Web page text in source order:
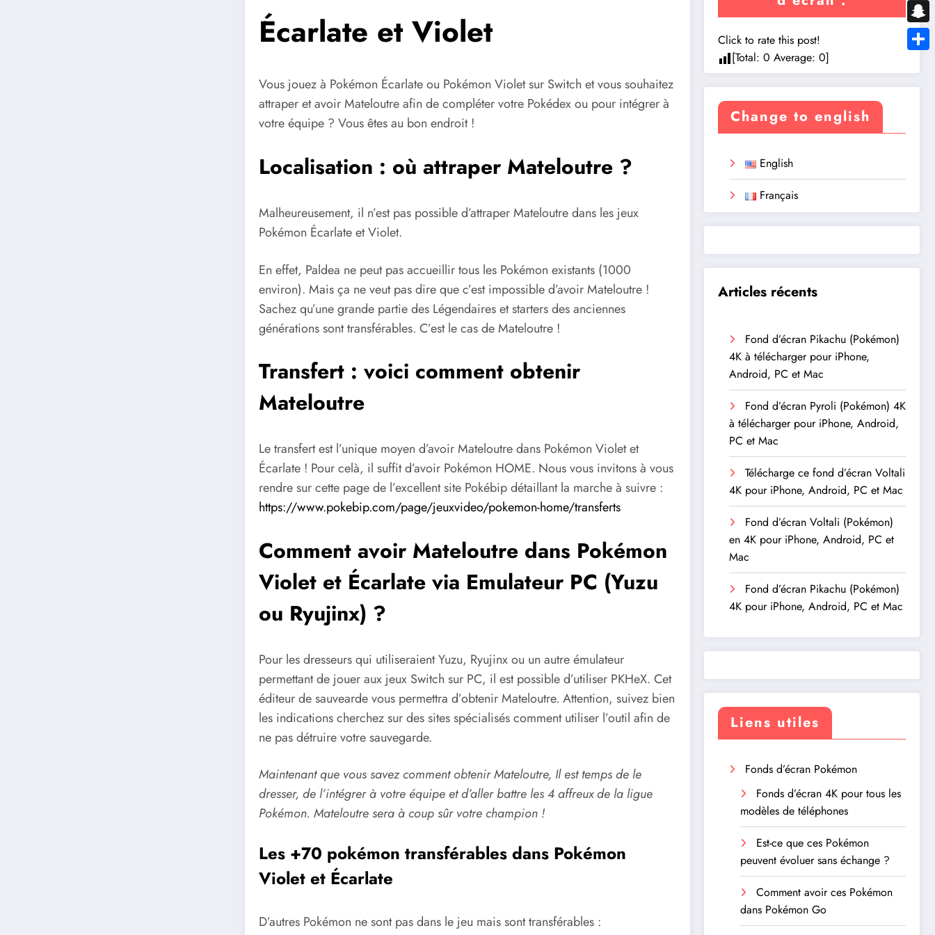
Écarlate et Violet
Vous jouez à Pokémon Écarlate ou Pokémon Violet sur Switch et vous souhaitez
attraper et avoir Mateloutre afin de compléter votre Pokédex ou pour intégrer à
votre équipe ? Vous êtes au bon endroit !
Localisation : où attraper Mateloutre ?
Malheureusement, il n’est pas possible d’attraper Mateloutre dans les jeux
Pokémon Écarlate et Violet.
En effet, Paldea ne peut pas accueillir tous les Pokémon existants (1000
environ). Mais ça ne veut pas dire que c’est impossible d’avoir Mateloutre !
Sachez qu’une grande partie des Légendaires et starters des anciennes
générations sont transférables. C’est le cas de Mateloutre !
Transfert : voici comment obtenir
Mateloutre
Le transfert est l’unique moyen d’avoir Mateloutre dans Pokémon Violet et
Écarlate ! Pour celà, il suffit d’avoir Pokémon HOME. Nous vous invitons à vous
rendre sur cette page de l’excellent site Pokébip détaillant la marche à suivre :
https://www.pokebip.com/page/jeuxvideo/pokemon-home/transferts
Comment avoir Mateloutre dans Pokémon
Violet et Écarlate via Emulateur PC (Yuzu
ou Ryujinx) ?
Pour les dresseurs qui utiliseraient Yuzu, Ryujinx ou un autre émulateur
permettant de jouer aux jeux Switch sur PC, il est possible d’utiliser PKHeX. Cet
éditeur de sauvearde vous permettra d’obtenir Mateloutre. Attention, suivez bien
les indications cherchez sur des sites spécialisés comment utiliser l’outil afin de
ne pas détruire votre sauvegarde.
Maintenant que vous savez comment obtenir Mateloutre, Il est temps de le
dresser, de l’intégrer à votre équipe et d’aller battre les 4 affreux de la ligue
Pokémon. Mateloutre sera à coup sûr votre champion !
Les +70 pokémon transférables dans Pokémon
Violet et Écarlate
D’autres Pokémon ne sont pas dans le jeu mais sont transférables :
Click to rate this post!
[Total: 0 Average: 0]
Change to english
English
Français
Articles récents
Fond d’écran Pikachu (Pokémon)
4K à télécharger pour iPhone,
Android, PC et Mac
Fond d’écran Pyroli (Pokémon) 4K
à télécharger pour iPhone, Android,
PC et Mac
Télécharge ce fond d’écran Voltali
4K pour iPhone, Android, PC et Mac
Fond d’écran Voltali (Pokémon)
en 4K pour iPhone, Android, PC et
Mac
Fond d’écran Pikachu (Pokémon)
4K pour iPhone, Android, PC et Mac
Liens utiles
Fonds d’écran Pokémon
Fonds d’écran 4K pour tous les
modèles de téléphones
Est-ce que ces Pokémon
peuvent évoluer sans échange ?
Comment avoir ces Pokémon
dans Pokémon Go